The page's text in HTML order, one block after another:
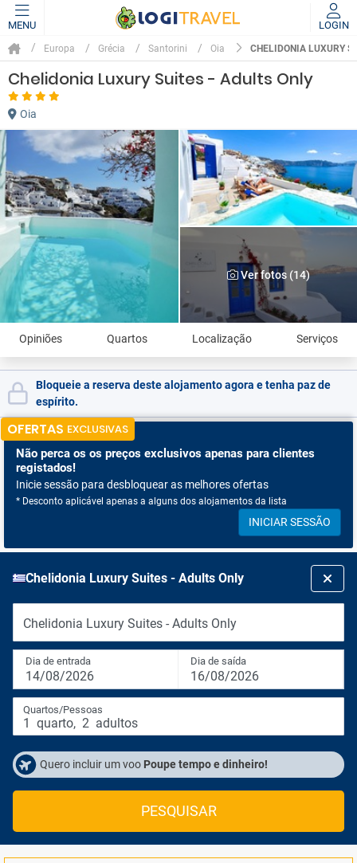
MENU LOGIN
Europa Grécia Santorini Oia CHELIDONIA LUXURY
Chelidonia Luxury Suites - Adults Only
Oia
Ver fotos (14)
Opiniões Quartos Localização Serviços
Bloqueie a reserva deste alojamento agora e tenha paz de
espírito.
OFERTAS EXCLUSIVAS
Não perca os os preços exclusivos apenas para clientes
registados!
Inicie sessão para desbloquear as melhores ofertas
* Desconto aplicável apenas a alguns dos alojamentos da lista
INICIAR SESSÃO
Chelidonia Luxury Suites - Adults Only
Chelidonia Luxury Suites - Adults Only
Dia de entrada
14/08/2026
Dia de saída
16/08/2026
Quartos/Pessoas
1 quarto, 2 adultos
Quero incluir um voo Poupe tempo e dinheiro!
PESQUISAR